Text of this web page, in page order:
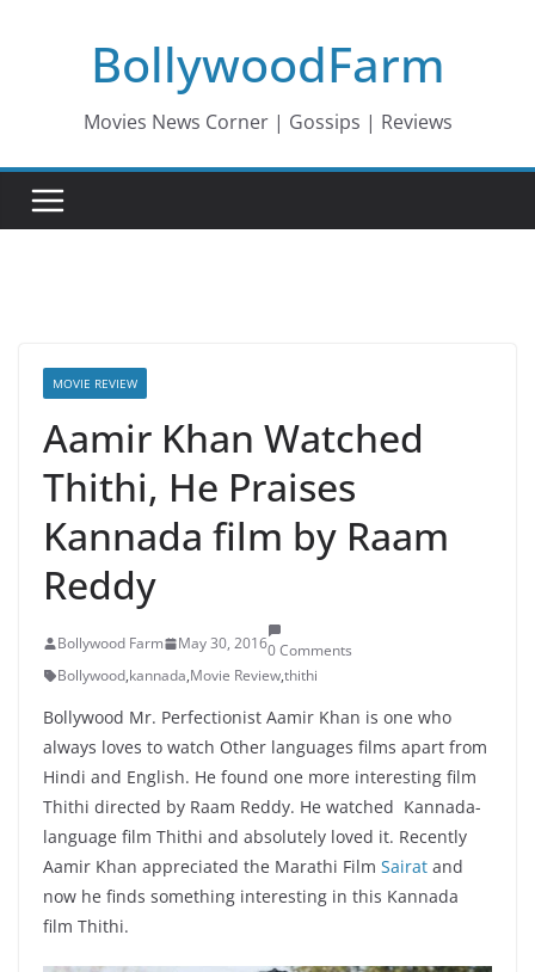
BollywoodFarm
Movies News Corner | Gossips | Reviews
MOVIE REVIEW
Aamir Khan Watched
Thithi, He Praises
Kannada film by Raam
Reddy
Bollywood Farm May 30, 20160 Comments
Bollywood,kannada,Movie Review,thithi
Bollywood Mr. Perfectionist Aamir Khan is one who
always loves to watch Other languages films apart from
Hindi and English. He found one more interesting film
Thithi directed by Raam Reddy. He watched Kannada-
language film Thithi and absolutely loved it. Recently
Aamir Khan appreciated the Marathi Film Sairat and
now he finds something interesting in this Kannada
film Thithi.